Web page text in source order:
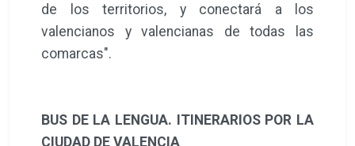
de los territorios, y conectará a los
valencianos y valencianas de todas las
comarcas".
BUS DE LA LENGUA. ITINERARIOS POR LA
CIUDAD DE VALENCIA